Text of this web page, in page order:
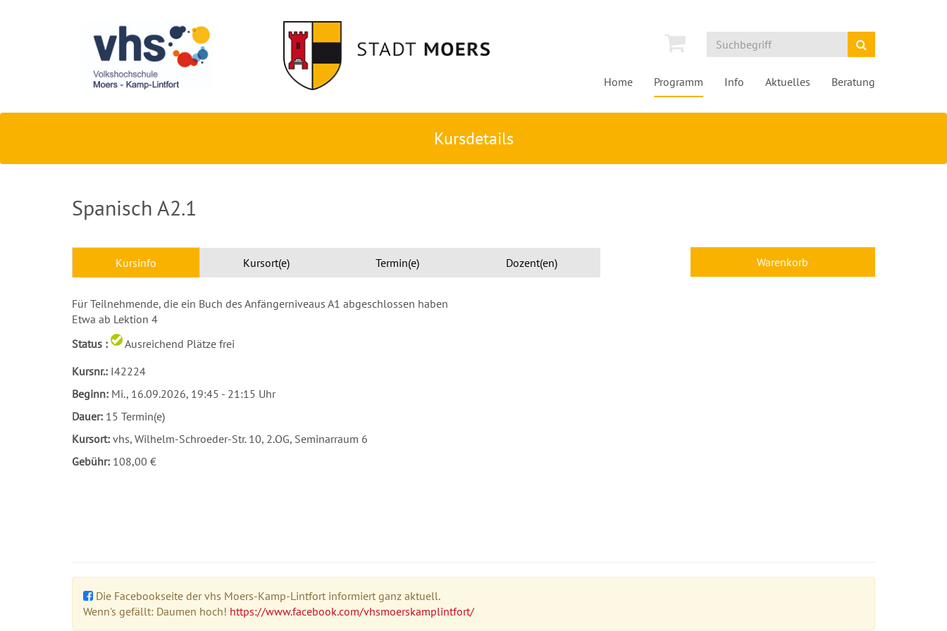
Home Programm Info Aktuelles Beratung
Kursdetails
Spanisch A2.1
Kursinfo Kursort(e) Termin(e) Dozent(en)
Für Teilnehmende, die ein Buch des Anfängerniveaus A1 abgeschlossen haben
Etwa ab Lektion 4
Status :
Ausreichend Plätze frei
Kursnr.: I42224
Beginn: Mi., 16.09.2026, 19:45 - 21:15 Uhr
Dauer: 15 Termin(e)
Kursort: vhs, Wilhelm-Schroeder-Str. 10, 2.OG, Seminarraum 6
Gebühr: 108,00 €
Warenkorb
Die Facebookseite der vhs Moers-Kamp-Lintfort informiert ganz aktuell.
Wenn's gefällt: Daumen hoch! https://www.facebook.com/vhsmoerskamplintfort/